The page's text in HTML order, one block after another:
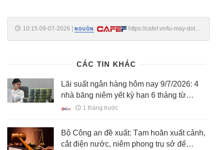
10:15 09-07-2026 NGUỒN :
https://cafef.vn/tu-may-dot-
CÁC TIN KHÁC
Lãi suất ngân hàng hôm nay 9/7/2026: 4
nhà băng niêm yết kỳ hạn 6 tháng từ
7%/năm1 tháng trước
Bộ Công an đề xuất: Tạm hoãn xuất cảnh,
cắt điện nước, niêm phong trụ sở để